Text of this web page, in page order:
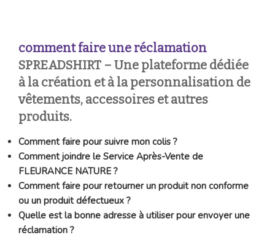
comment faire une réclamation
SPREADSHIRT – Une plateforme dédiée
à la création et à la personnalisation de
vêtements, accessoires et autres
produits.
Comment faire pour suivre mon colis ?
Comment joindre le Service Après-Vente de
FLEURANCE NATURE ?
Comment faire pour retourner un produit non conforme
ou un produit défectueux ?
Quelle est la bonne adresse à utiliser pour envoyer une
réclamation ?